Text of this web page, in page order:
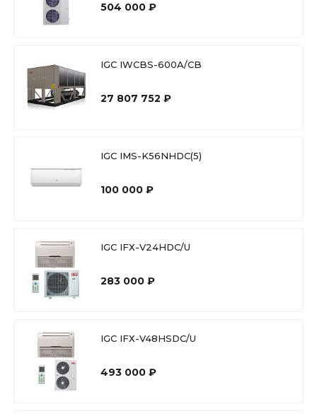
504 000 ₽
IGC IWCBS-600A/CB
27 807 752 ₽
IGC IMS-K56NHDC(5)
100 000 ₽
IGC IFХ-V24HDC/U
283 000 ₽
IGC IFХ-V48HSDC/U
493 000 ₽